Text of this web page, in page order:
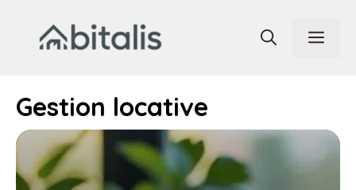
contenu
Gestion locative